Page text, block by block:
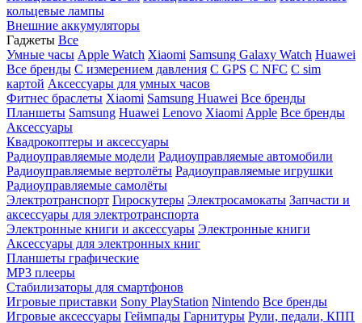
кольцевые лампы
Внешние аккумуляторы
Гаджеты Все
Умные часы Apple Watch Xiaomi Samsung Galaxy Watch Huawei
Все бренды C измерением давления C GPS C NFC C sim
картой Аксессуары для умных часов
Фитнес браслеты Xiaomi Samsung Huawei Все бренды
Планшеты Samsung Huawei Lenovo Xiaomi Apple Все бренды
Аксессуары
Квадрокоптеры и аксессуары
Радиоуправляемые модели Радиоуправляемые автомобили
Радиоуправляемые вертолёты Радиоуправляемые игрушки
Радиоуправляемые самолёты
Электротранспорт Гироскутеры Электросамокаты Запчасти и
аксессуары для электротранспорта
Электронные книги и аксессуары Электронные книги
Аксессуары для электронных книг
Планшеты графические
MP3 плееры
Стабилизаторы для смартфонов
Игровые приставки Sony PlayStation Nintendo Все бренды
Игровые аксессуары Геймпады Гарнитуры Рули, педали, КПП